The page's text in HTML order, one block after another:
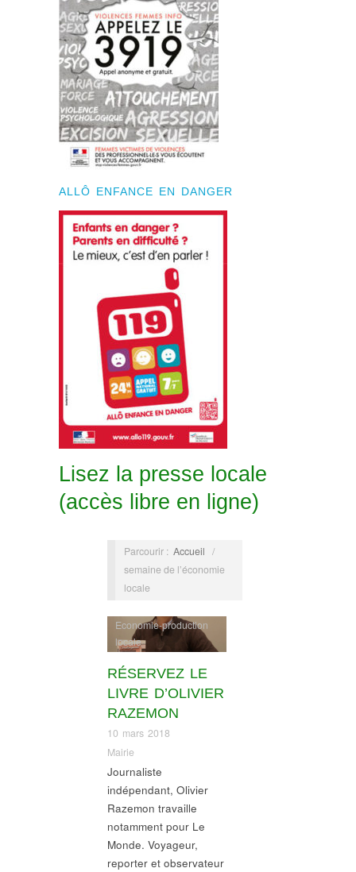
ALLÔ ENFANCE EN DANGER
Lisez la presse locale
(accès libre en ligne)
Parcourir : Accueil /
semaine de l’économie
locale
RÉSERVEZ LE
LIVRE D’OLIVIER
RAZEMON
10 mars 2018
Mairie
Economie-production
locale
Journaliste
indépendant, Olivier
Razemon travaille
notamment pour Le
Monde. Voyageur,
reporter et observateur